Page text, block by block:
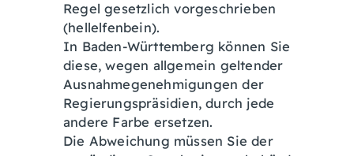
Regel gesetzlich vorgeschrieben
(hellelfenbein).
In Baden-Württemberg können Sie
diese, wegen allgemein geltender
Ausnahmegenehmigungen der
Regierungspräsidien, durch jede
andere Farbe ersetzen.
Die Abweichung müssen Sie der